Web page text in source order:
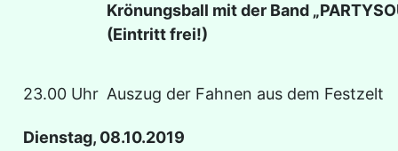
Krönungsball mit der Band
(Eintritt frei!)
23.00 Uhr Auszug der Fahnen aus dem Festzelt
Dienstag, 08.10.2019